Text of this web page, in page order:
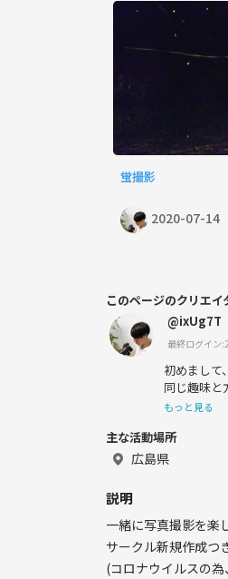
蛍撮影
2020-07-14
このページのクリエイ
@ixUg7T
最終ログイン
初めまして
同じ趣味と
まだまだサ
よろしくお
もっと見る
主な活動場所
広島県
説明
一緒に写真撮影を楽
サークル新規作成つ
(コロナウイルスの